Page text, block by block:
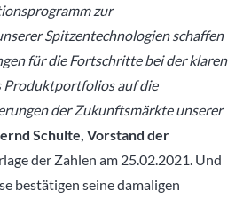
zur
Spitzentechnologien schaffen
für die Fortschritte bei der klaren
Produktportfolios auf die
der Zukunftsmärkte unserer
Schulte, Vorstand der
der Zahlen am 25.02.2021. Und
bestätigen seine damaligen